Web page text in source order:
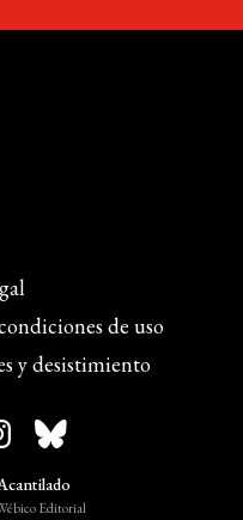
de uso
y desistimiento
Editorial